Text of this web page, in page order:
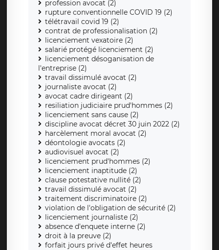
profession avocat (2)
rupture conventionnelle COVID 19 (2)
télétravail covid 19 (2)
contrat de professionalisation (2)
licenciement vexatoire (2)
salarié protégé licenciement (2)
licenciement désoganisation de
l'entreprise (2)
travail dissimulé avocat (2)
journaliste avocat (2)
avocat cadre dirigeant (2)
resiliation judiciaire prud'hommes (2)
licenciement sans cause (2)
discipline avocat décret 30 juin 2022 (2)
harcèlement moral avocat (2)
déontologie avocats (2)
audiovisuel avocat (2)
licenciement prud'hommes (2)
licenciement inaptitude (2)
clause potestative nullité (2)
travail dissimulé avocat (2)
traitement discriminatoire (2)
violation de l'obligation de sécurité (2)
licenciement journaliste (2)
absence d'enquete interne (2)
droit à la preuve (2)
forfait jours privé d'effet heures